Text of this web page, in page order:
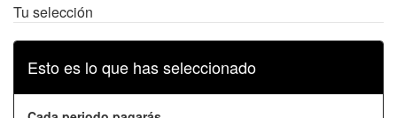
Tu selección
Esto es lo que has seleccionado